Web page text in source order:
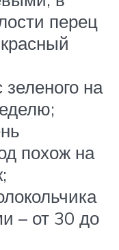
перец
на
похож на
– от 30 до